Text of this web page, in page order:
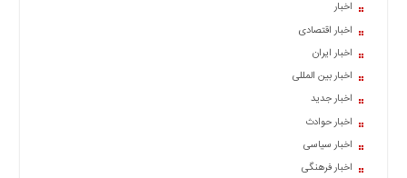
اقتصادی
اخبار
اخبار اقتصادی
اخبار ایران
اخبار بین المللی
اخبار جدید
اخبار حوادث
اخبار سیاسی
اخبار فرهنگی